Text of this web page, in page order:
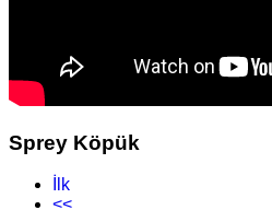
Sprey Köpük
İlk
<<